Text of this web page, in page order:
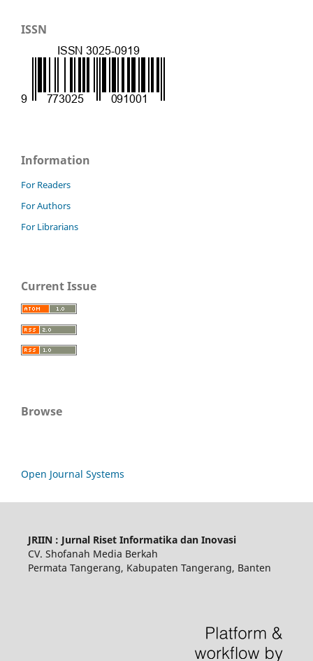
ISSN
Information
For Readers
For Authors
For Librarians
Current Issue
Browse
Open Journal Systems
JRIIN : Jurnal Riset Informatika dan Inovasi
CV. Shofanah Media Berkah
Permata Tangerang, Kabupaten Tangerang, Banten